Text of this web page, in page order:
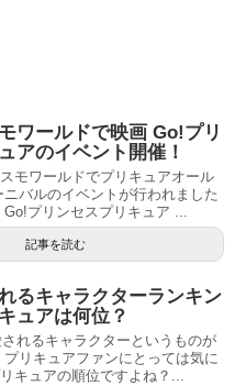
ワールドで映画 Go!プリ
アのイベント開催！
モワールドでプリキュアオール
バルのイベントが行われました
プリンセスプリキュア ...
記事を読む
るキャラクターランキン
ュアは何位？
れるキャラクターというものが
リキュアファンにとっては気に
キュアの順位ですよね？...